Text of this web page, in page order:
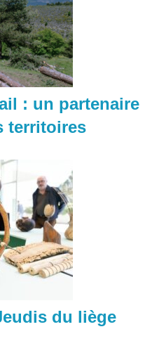
: un partenaire
territoires
du liège